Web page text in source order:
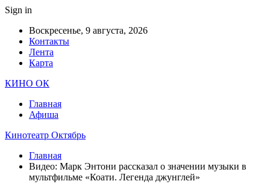
Sign in
Воскресенье, 9 августа, 2026
Контакты
Лента
Карта
КИНО ОК
Главная
Афиша
Кинотеатр Октябрь
Главная
Видео: Марк Энтони рассказал о значении музыки в
мультфильме «Коати. Легенда джунглей»